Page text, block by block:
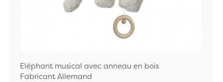
Eléphant musical avec anneau en bois
Fabricant Allemand